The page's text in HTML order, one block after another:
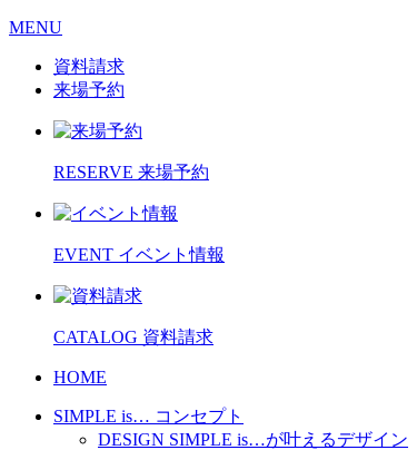
MENU
資料請求
来場予約
RESERVE 来場予約
EVENT イベント情報
CATALOG 資料請求
HOME
SIMPLE is… コンセプト
DESIGN SIMPLE is…が叶えるデザイン